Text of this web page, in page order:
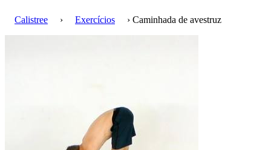
Calistree › Exercícios › Caminhada de avestruz